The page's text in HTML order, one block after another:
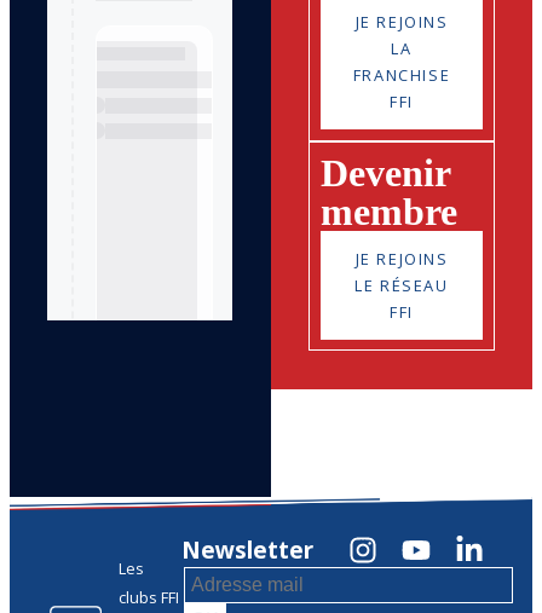
JE REJOINS
LA
FRANCHISE
FFI
Devenir
membre
JE REJOINS
LE RÉSEAU
FFI
Les
clubs FFI
Newsletter